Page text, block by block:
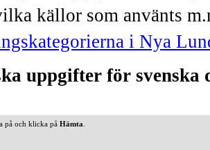
källor som använts
i Nya
uppgifter för svenska
på och klicka på Hämta